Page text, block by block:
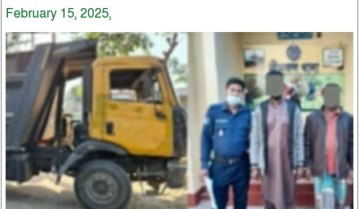
February 15, 2025,